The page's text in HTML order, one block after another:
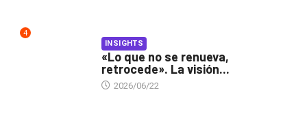
4
INSIGHTS
«Lo que no se renueva,
retrocede». La visión...
2026/06/22